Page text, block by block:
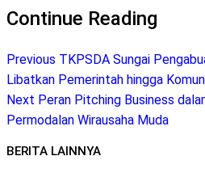
Continue Reading
Previous TKPSDA Sungai
Libatkan Pemerintah hingga
Next Peran Pitching Business
Permodalan Wirausaha Muda
BERITA LAINNYA